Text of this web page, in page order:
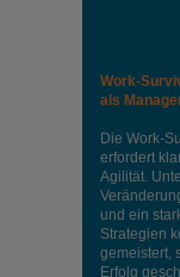
Work-
als
Die Work-
erfordert
Agilität.
und ein
Strategien
gemeistert,
Erfolg